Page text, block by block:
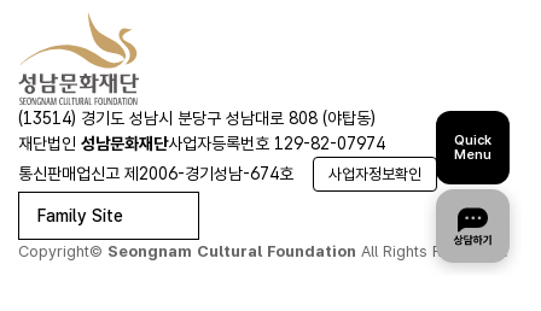
Quick
Menu
(13514) 경기도 성남시 분당구 성남대로 808 (야탑동)
재단법인 성남문화재단사업자등록번호 129-82-07974
통신판매업신고 제2006-경기성남-674호
사업자정보확인
Family Site
Copyright© Seongnam Cultural Foundation All Rights Reserved.